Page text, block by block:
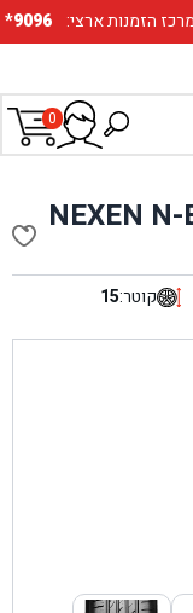
*9096 :מרכז הזמנות ארצי
0
NEXEN
קוטר:15